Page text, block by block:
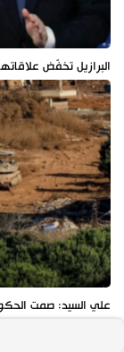
البرازيل تخفّض
علي السيد: صمت